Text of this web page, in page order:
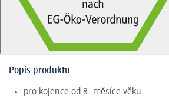
Popis produktu
pro kojence od 8. měsíce věku